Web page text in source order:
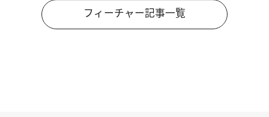
フィーチャー記事一覧